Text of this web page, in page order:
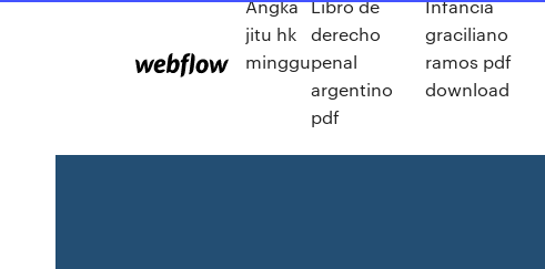
Angka
jitu hk
minggu
Libro de
derecho
penal
argentino
pdf
Infância
graciliano
ramos pdf
download